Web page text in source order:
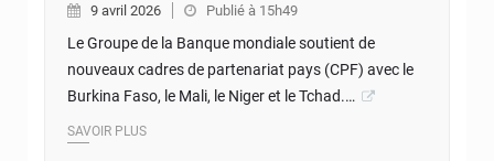
9 avril 2026 Publié à 15h49
Le Groupe de la Banque mondiale soutient de
nouveaux cadres de partenariat pays (CPF) avec le
Burkina Faso, le Mali, le Niger et le Tchad.…
SAVOIR PLUS